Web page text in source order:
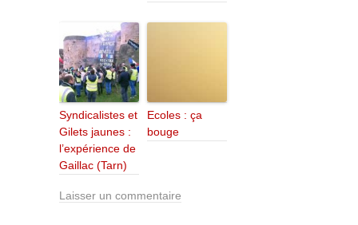
Syndicalistes et
Gilets jaunes :
l’expérience de
Gaillac (Tarn)
Ecoles : ça
bouge
Laisser un commentaire